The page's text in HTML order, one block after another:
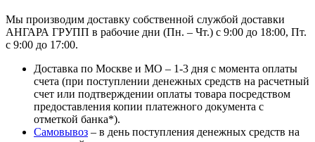
Мы производим доставку собственной службой доставки
АНГАРА ГРУПП в рабочие дни (Пн. – Чт.) с 9:00 до 18:00, Пт.
с 9:00 до 17:00.
Доставка по Москве и МО – 1-3 дня с момента оплаты
счета (при поступлении денежных средств на расчетный
счет или подтверждении оплаты товара посредством
предоставления копии платежного документа с
отметкой банка*).
Самовывоз – в день поступления денежных средств на